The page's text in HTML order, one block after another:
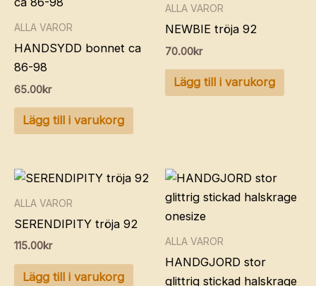
ALLA VAROR
HANDSYDD bonnet ca
86-98
65.00kr
Lägg till i varukorg
ALLA VAROR
NEWBIE tröja 92
70.00kr
Lägg till i varukorg
ALLA VAROR
SERENDIPITY tröja 92
115.00kr
Lägg till i varukorg
ALLA VAROR
HANDGJORD stor
glittrig stickad halskrage